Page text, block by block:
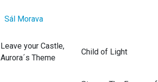
Sál Morava
Leave your Castle,
Aurora´s Theme
Child of Light